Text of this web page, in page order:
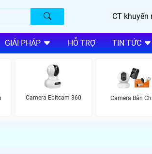
CT khuyến
GIẢI PHÁP HỖ TRỢ TIN TỨC
Camera Ebitcam 360 Camera Bán